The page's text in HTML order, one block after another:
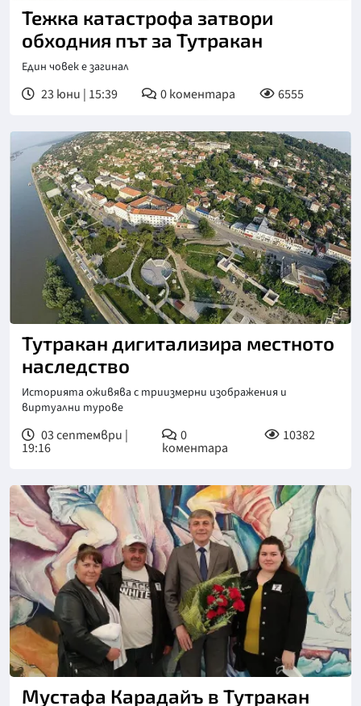
Тежка катастрофа затвори
обходния път за Тутракан
Един човек е загинал
23 юни | 15:39 0коментара 6555
Тутракан дигитализира местното
наследство
Историята оживява с триизмерни изображения и
виртуални турове
03 септември |
19:16
0
коментара
10382
Мустафа Карадайъ в Тутракан